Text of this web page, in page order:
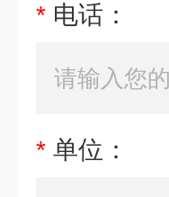
* 电话：
* 单位：